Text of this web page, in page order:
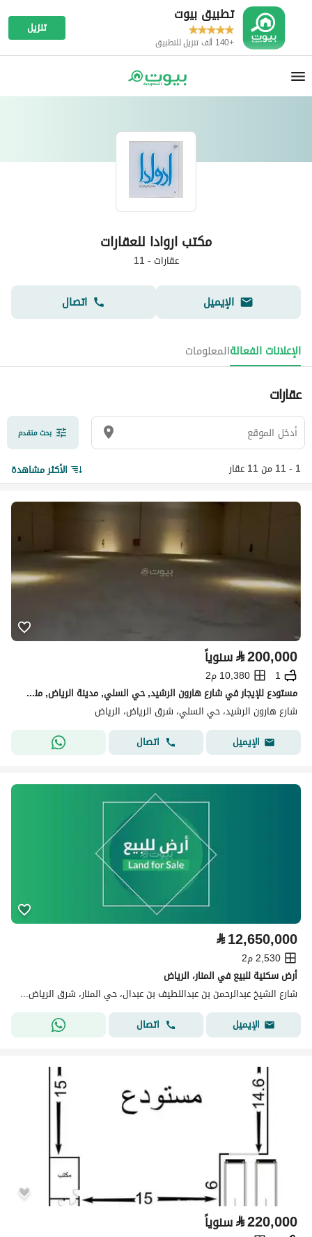
تطبيق بيوت
+140 ألف تنزيل للتطبيق
تنزيل
مكتب اروادا للعقارات
عقارات-
11
الإيميل اتصال
الإعلانات الفعالةالمعلومات
عقارات
بحث متقدم
1 - 11 من 11 عقار الأكثر مشاهدة
⃁200,000 سنوياً
1
10,380 م2
مستودع للإيجار في شارع هارون الرشيد, حي السلي, مدينة الرياض, منطقة الرياض
شارع هارون الرشيد، حي السلي، شرق الرياض، الرياض
الإيميل
اتصال
⃁12,650,000
2,530 م2
أرض سكنية للبيع في المنار، الرياض
شارع الشيخ عبدالرحمن بن عبداللطيف بن عبدال، حي المنار، شرق الرياض، الرياض
الإيميل
اتصال
⃁220,000 سنوياً